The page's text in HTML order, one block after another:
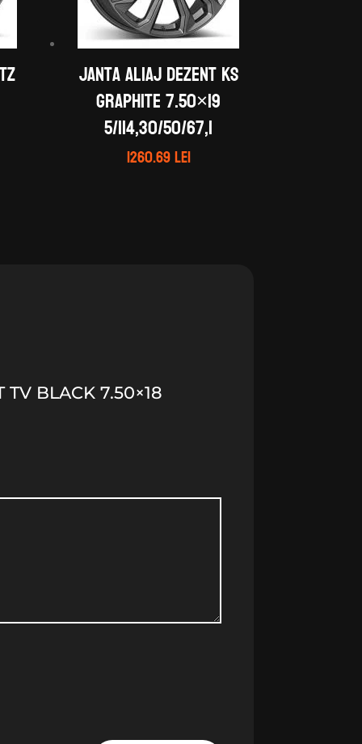
Janta aliaj DEZENT KS
graphite 7.50×19
5/114,30/50/67,1
1260.69lei
TV BLACK 7.50×18